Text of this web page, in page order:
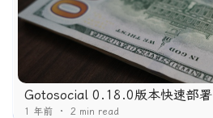
Gotosocial 0.18.0版本快速部署
1 年前 2 min read